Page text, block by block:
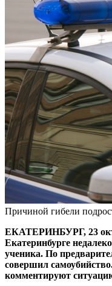
Причиной гибели
ЕКАТЕРИНБУРГ, 23
Екатеринбурге
ученика. По
совершил
комментируют